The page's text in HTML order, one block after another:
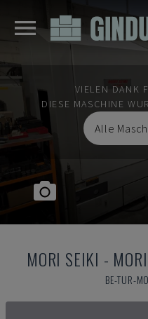
VIELEN DANK
DIESE MASCHINE
Alle
MORI SEIKI -
BE-TUR-